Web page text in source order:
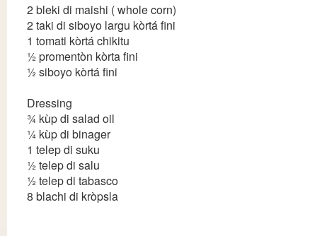
2 bleki di maishi ( whole corn)
2 taki di siboyo largu kòrtá fini
1 tomati kòrtá chikitu
½ promentòn kòrta fini
½ siboyo kòrtá fini
Dressing
¾ kùp di salad oil
¼ kùp di binager
1 telep di suku
½ telep di salu
½ telep di tabasco
8 blachi di kròpsla